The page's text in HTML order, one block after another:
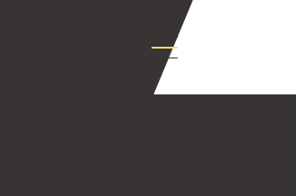
+Contact